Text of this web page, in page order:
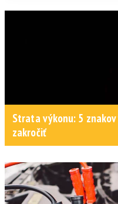
Strata výkonu: 5
zakročiť